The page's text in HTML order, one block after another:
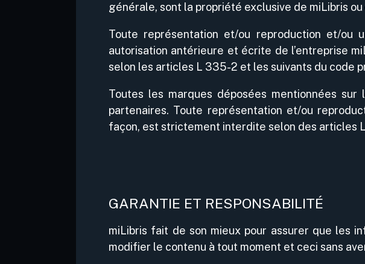
générale, sont la propriété exclusive de miLibris
Toute représentation et/ou reproduction et/ou
autorisation antérieure et écrite de l’entreprise
selon les articles L 335-2 et les suivants du code
Toutes les marques déposées mentionnées
partenaires. Toute représentation et/ou
façon, est strictement interdite selon des articles
GARANTIE ET RESPONSABILITÉ
miLibris fait de son mieux pour assurer que les
modifier le contenu à tout moment et ceci sans